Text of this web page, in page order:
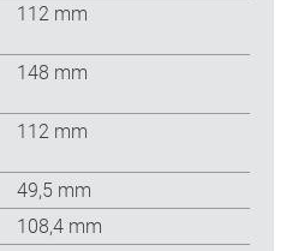
112 mm
148 mm
112 mm
49,5 mm
108,4 mm